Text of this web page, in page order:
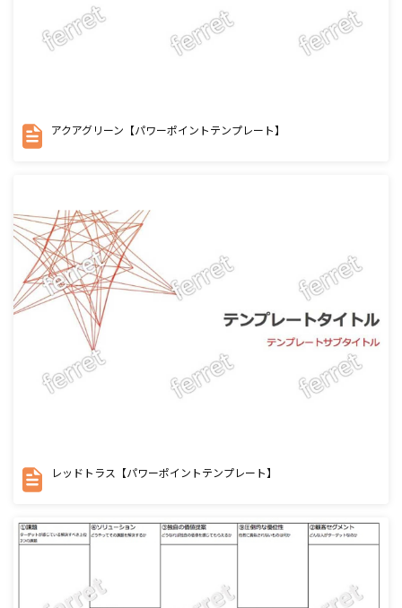
アクアグリーン【パワーポイントテンプレート】
レッドトラス【パワーポイントテンプレート】